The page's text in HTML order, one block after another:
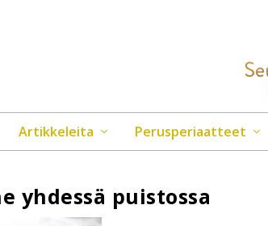
Artikkeleita Perusperiaatteet
yhdessä puistossa